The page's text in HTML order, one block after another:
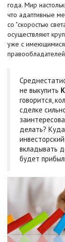
года. Мир
что адаптивные
со "скоростью
осуществляют
уже с имеющимися
не выкупить
говорится,
сделке
делать?
вкладывать
будет